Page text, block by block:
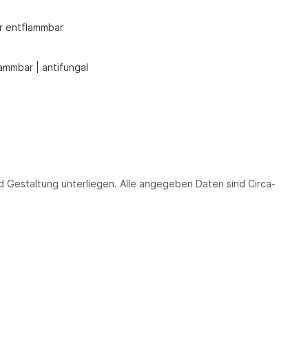
entflammbar
| antifungal
unterliegen. Alle angegeben Daten sind Circa-